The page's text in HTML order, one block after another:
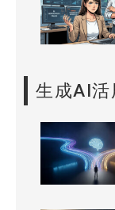
生成AI活